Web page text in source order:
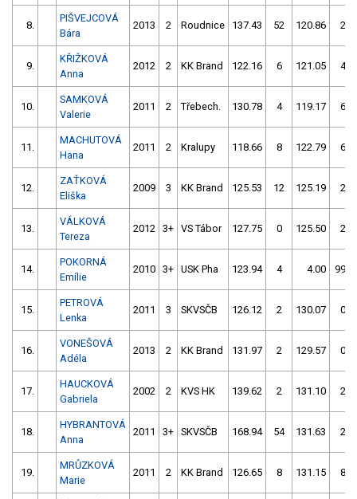
8.
PIŠVEJCOVÁ
Bára
2013 2 Roudnice 137.43 52 120.86 2
9.
KŘIŽKOVÁ
Anna
2012 2 KK Brand 122.16 6 121.05 4
10.
SAMKOVÁ
Valerie
2011 2 Třebech. 130.78 4 119.17 6
11.
MACHUTOVÁ
Hana
2011 2 Kralupy 118.66 8 122.79 6
12.
ZAŤKOVÁ
Eliška
2009 3 KK Brand 125.53 12 125.19 2
13.
VÁLKOVÁ
Tereza
2012 3+ VS Tábor 127.75 0 125.50 2
14.
POKORNÁ
Emílie
2010 3+ USK Pha 123.94 4 4.00 999
15.
PETROVÁ
Lenka
2011 3 SKVSČB 126.12 2 130.07 0
16.
VONEŠOVÁ
Adéla
2013 2 KK Brand 131.97 2 129.57 0
17.
HAUCKOVÁ
Gabriela
2002 2 KVS HK 139.62 2 131.10 2
18.
HYBRANTOVÁ
Anna
2011 3+ SKVSČB 168.94 54 131.63 2
19.
MRŮZKOVÁ
Marie
2011 2 KK Brand 126.65 8 131.15 8